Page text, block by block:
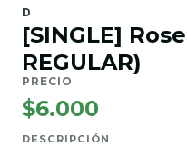
D
[SINGLE]
REGULAR)
PRECIO
$6.000
DESCRIPCIÓN